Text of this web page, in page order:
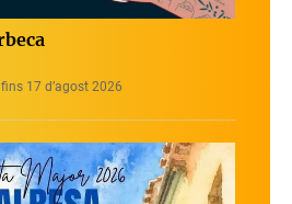
17 d’agost 2026